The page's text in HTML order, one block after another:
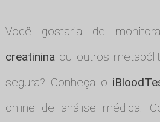
Você gostaria de
creatininaou outros
segura? Conheça o
online de análise médica.